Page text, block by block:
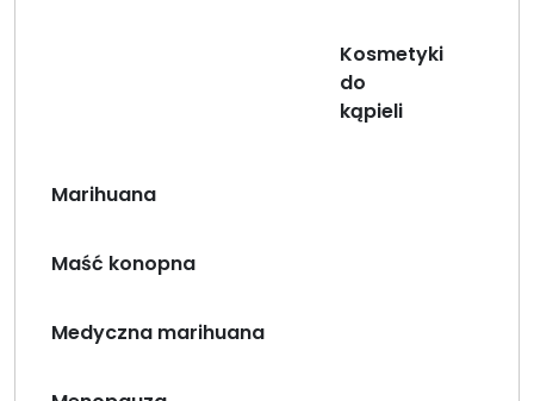
Kosmetyki
do
kąpieli
Marihuana
Maść konopna
Medyczna marihuana